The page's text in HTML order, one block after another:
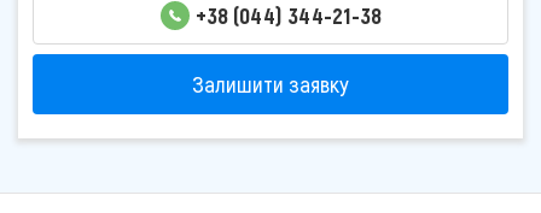
+38 (044) 344-21-38
Залишити заявку